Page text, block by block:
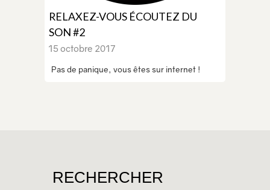
RELAXEZ-VOUS ÉCOUTEZ DU
SON #2
15 octobre 2017
Pas de panique, vous êtes sur internet !
RECHERCHER